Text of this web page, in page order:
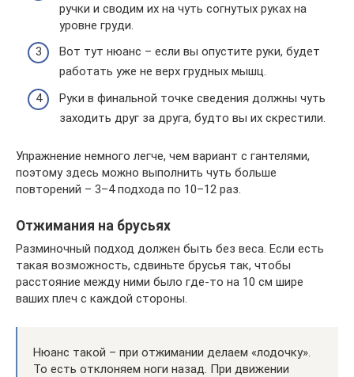
ручки и сводим их на чуть согнутых руках на
уровне груди.
Вот тут нюанс – если вы опустите руки, будет
работать уже не верх грудных мышц.
Руки в финальной точке сведения должны чуть
заходить друг за друга, будто вы их скрестили.
Упражнение немного легче, чем вариант с гантелями,
поэтому здесь можно выполнить чуть больше
повторений – 3–4 подхода по 10–12 раз.
Отжимания на брусьях
Разминочный подход должен быть без веса. Если есть
такая возможность, сдвиньте брусья так, чтобы
расстояние между ними было где-то на 10 см шире
ваших плеч с каждой стороны.
Нюанс такой – при отжимании делаем «лодочку».
То есть отклоняем ноги назад. При движении